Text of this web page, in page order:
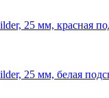
25 мм, красная
25 мм, белая